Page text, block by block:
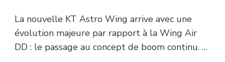
La nouvelle KT Astro Wing arrive avec une
évolution majeure par rapport à la Wing Air
DD : le passage au concept de boom continu. …